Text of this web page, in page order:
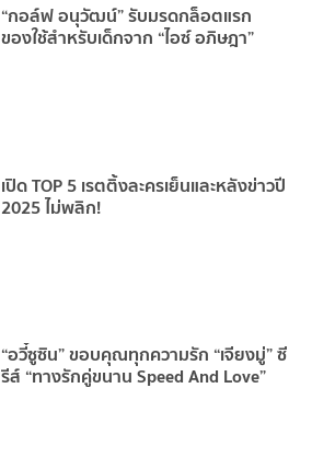
“กอล์ฟ อนุวัฒน์” รับมรดกล็อตแรก
ของใช้สำหรับเด็กจาก “ไอซ์ อภิษฎา”
เปิด TOP 5 เรตติ้งละครเย็นและหลังข่าวปี
2025 ไม่พลิก!
“อวี๋ซูซิน” ขอบคุณทุกความรัก “เจียงมู่” ซี
รีส์ “ทางรักคู่ขนาน Speed And Love”